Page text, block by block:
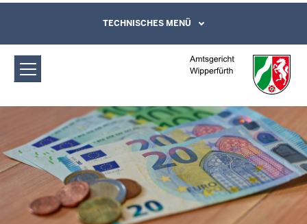
Amtsgericht Wipperfürth:
Elektronische Kostenmarke
Direkt zum Inhalt
Leichte Sprache, Gebärdensprachenvideo
und Kontaktformular
TECHNISCHES MENÜ